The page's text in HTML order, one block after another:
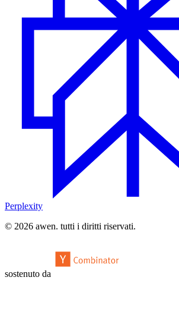
Perplexity
© 2026 awen. tutti i diritti riservati.
sostenuto da